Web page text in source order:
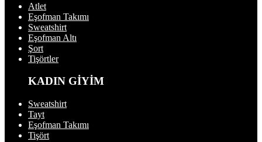
Atlet
Eşofman Takımı
Sweatshirt
Eşofman Altı
Şort
Tişörtler
KADIN GİYİM
Sweatshirt
Tayt
Eşofman Takımı
Tişört